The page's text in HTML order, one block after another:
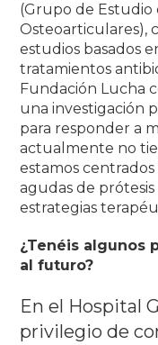
(Grupo de Estudio
Osteoarticulares),
estudios basados
tratamientos
Fundación Lucha
una investigación
para responder a
actualmente no
estamos
agudas de
estrategias
¿Tenéis algunos
al futuro?
En el Hospital
privilegio de